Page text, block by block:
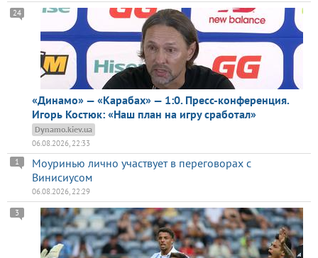
«Динамо» — «Карабах» — 1:0. Пресс-конференция.
Игорь Костюк: «Наш план на игру сработал»
24
Dynamo.kiev.ua
06.08.2026, 22:33
Моуринью лично участвует в переговорах с
Винисиусом
1
06.08.2026, 22:29
3